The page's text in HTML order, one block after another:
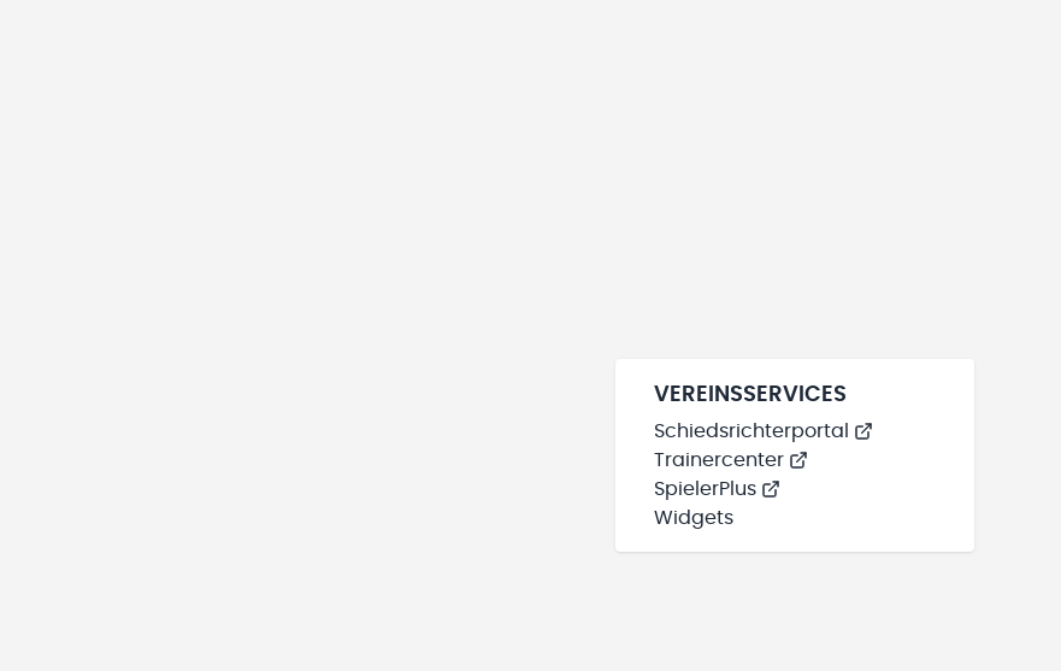
VEREINSSERVICES
Schiedsrichterportal
Trainercenter
SpielerPlus
Widgets